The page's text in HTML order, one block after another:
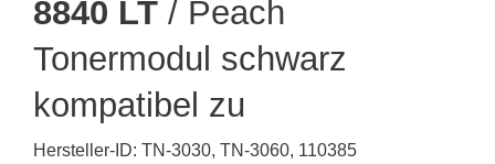
8840 LT / Peach
Tonermodul schwarz
kompatibel zu
Hersteller-ID: TN-3030, TN-3060, 110385